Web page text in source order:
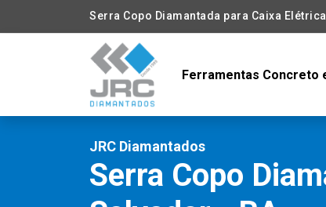
Serra Copo Diamantada para Caixa
Ferramentas Concreto
JRC Diamantados
Serra Copo